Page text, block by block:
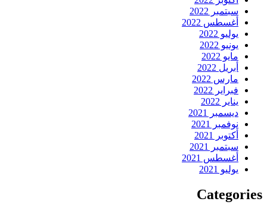
سبتمبر 2022
أغسطس 2022
يوليو 2022
يونيو 2022
مايو 2022
أبريل 2022
مارس 2022
فبراير 2022
يناير 2022
ديسمبر 2021
نوفمبر 2021
أكتوبر 2021
سبتمبر 2021
أغسطس 2021
يوليو 2021
Categories